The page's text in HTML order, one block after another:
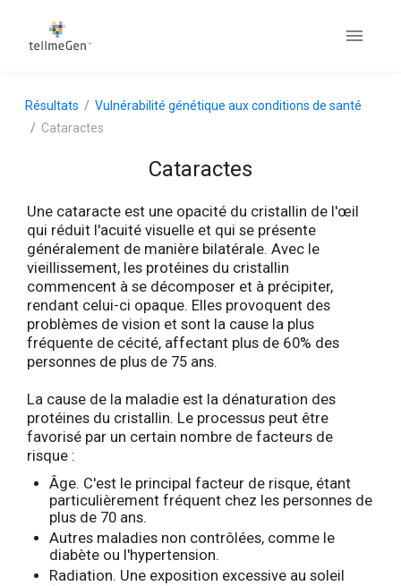
Résultats
Vulnérabilité génétique aux conditions de santé
Cataractes
Cataractes
Une cataracte est une opacité du cristallin de l'œil
qui réduit l'acuité visuelle et qui se présente
généralement de manière bilatérale. Avec le
vieillissement, les protéines du cristallin
commencent à se décomposer et à précipiter,
rendant celui-ci opaque. Elles provoquent des
problèmes de vision et sont la cause la plus
fréquente de cécité, affectant plus de 60% des
personnes de plus de 75 ans.
La cause de la maladie est la dénaturation des
protéines du cristallin. Le processus peut être
favorisé par un certain nombre de facteurs de
risque :
Âge. C'est le principal facteur de risque, étant
particulièrement fréquent chez les personnes de
plus de 70 ans.
Autres maladies non contrôlées, comme le
diabète ou l'hypertension.
Radiation. Une exposition excessive au soleil